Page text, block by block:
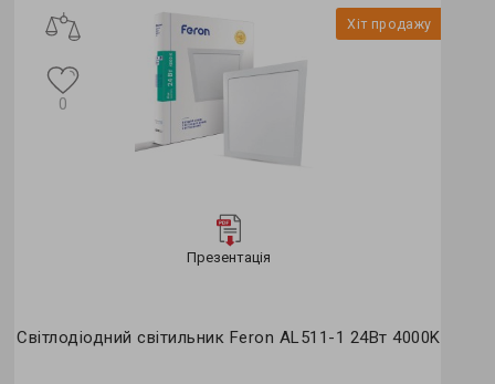
Хіт продажу
Презентація
Світлодіодний світильник Feron AL511-1 24Вт 4000K
0